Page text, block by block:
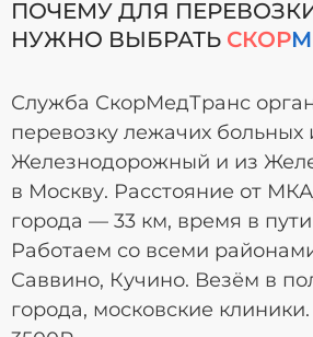
ПОЧЕМУ ДЛЯ
НУЖНО ВЫБРАТЬ СКОР
Служба СкорМедТранс
перевозку лежачих больных
Железнодорожный и из
в Москву. Расстояние от
города — 33 км, время в
Работаем со всеми
Саввино, Кучино. Везём в
города, московские